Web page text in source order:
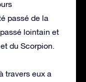
passé de la
lointain et
du Scorpion.
travers eux a